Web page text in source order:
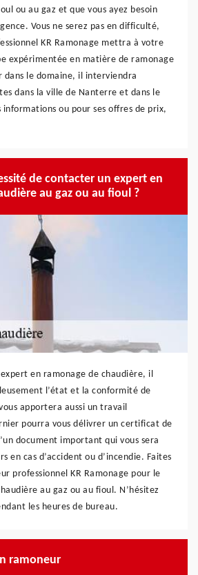
ou au gaz et que vous ayez besoin
Vous ne serez pas en difficulté,
KR Ramonage mettra à votre
expérimentée en matière de ramonage
dans le domaine, il interviendra
dans la ville de Nanterre et dans le
informations ou pour ses offres de prix,
de contacter un expert en
au gaz ou au fioul ?
en ramonage de chaudière, il
l’état et la conformité de
apportera aussi un travail
pourra vous délivrer un certificat de
document important qui vous sera
en cas d’accident ou d’incendie. Faites
professionnel KR Ramonage pour le
au gaz ou au fioul. N’hésitez
les heures de bureau.
ramoneur